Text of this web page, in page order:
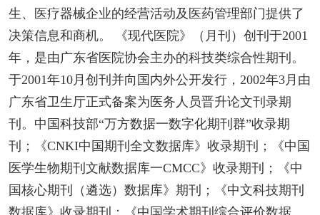
生、医疗器械企业的经营活动及医药管理部门提供了
决策信息和商机。 《现代医院》（月刊）创刊于2001
年，是由广东省医院协会主办的科技类综合性期刊。
于2001年10月创刊并向国内外公开发行，2002年3月由
广东省卫生厅正式备案为医务人员晋升论文刊录期
刊。中国科技部“万方数据一数字化期刊群”收录期
刊；《CNKI中国期刊全文数据库》收录期刊；《中国
医学生物期刊文献数据库一CMCC》收录期刊；《中
国核心期刊（遴选）数据库》期刊；《中文科技期刊
数据库》收录期刊；《中国学术期刊综合评价数据